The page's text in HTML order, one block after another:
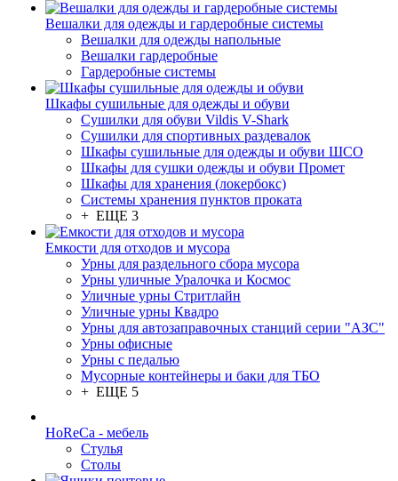
Вешалки для одежды и гардеробные системы
Вешалки для одежды напольные
Вешалки гардеробные
Гардеробные системы
Шкафы сушильные для одежды и обуви
Сушилки для обуви Vildis V-Shark
Сушилки для спортивных раздевалок
Шкафы сушильные для одежды и обуви ШСО
Шкафы для сушки одежды и обуви Промет
Шкафы для хранения (локербокс)
Системы хранения пунктов проката
+ ЕЩЕ 3
Емкости для отходов и мусора
Урны для раздельного сбора мусора
Урны уличные Уралочка и Космос
Уличные урны Стритлайн
Уличные урны Квадро
Урны для автозаправочных станций серии "АЗС"
Урны офисные
Урны с педалью
Мусорные контейнеры и баки для ТБО
+ ЕЩЕ 5
HoReCa - мебель
Стулья
Столы